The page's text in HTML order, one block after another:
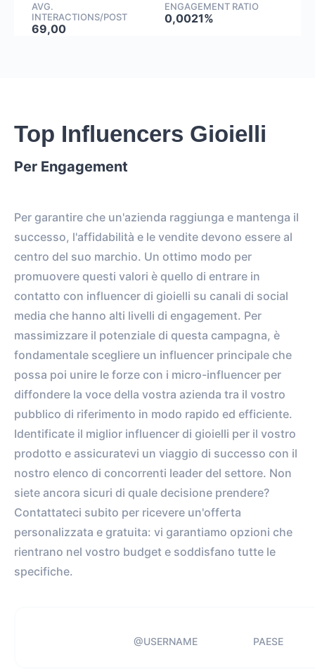
AVG.
INTERACTIONS/POST
69,00
ENGAGEMENT RATIO
0,0021%
Top Influencers Gioielli
Per Engagement
Per garantire che un'azienda raggiunga e mantenga il
successo, l'affidabilità e le vendite devono essere al
centro del suo marchio. Un ottimo modo per
promuovere questi valori è quello di entrare in
contatto con influencer di gioielli su canali di social
media che hanno alti livelli di engagement. Per
massimizzare il potenziale di questa campagna, è
fondamentale scegliere un influencer principale che
possa poi unire le forze con i micro-influencer per
diffondere la voce della vostra azienda tra il vostro
pubblico di riferimento in modo rapido ed efficiente.
Identificate il miglior influencer di gioielli per il vostro
prodotto e assicuratevi un viaggio di successo con il
nostro elenco di concorrenti leader del settore. Non
siete ancora sicuri di quale decisione prendere?
Contattateci subito per ricevere un'offerta
personalizzata e gratuita: vi garantiamo opzioni che
rientrano nel vostro budget e soddisfano tutte le
specifiche.
@USERNAME PAESE